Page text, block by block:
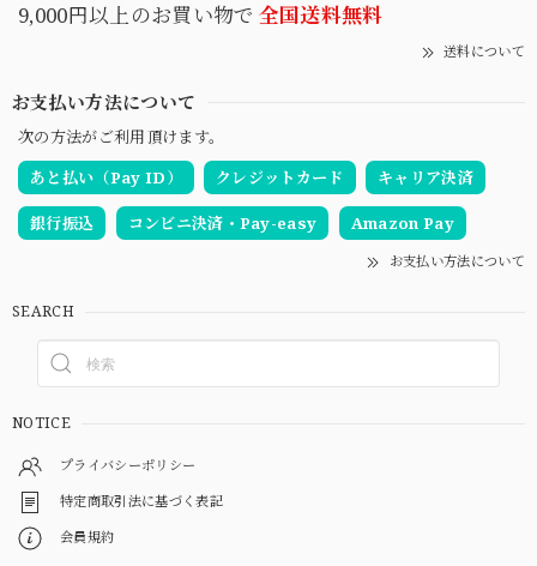
9,000円以上のお買い物で 全国送料無料
送料について
お支払い方法について
次の方法がご利用頂けます。
あと払い（Pay ID）
クレジットカード キャリア決済
銀行振込 コンビニ決済・Pay-easy Amazon Pay
お支払い方法について
SEARCH
NOTICE
プライバシーポリシー
特定商取引法に基づく表記
会員規約